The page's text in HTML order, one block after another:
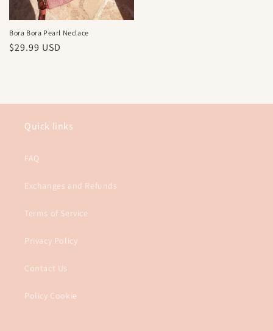
Bora Bora Pearl Neclace
Precio
$29.99 USD
Quick links
FAQ
Exchanges and Refunds
Terms of Service
Privacy Policy
Contact Us
Policy Cookie